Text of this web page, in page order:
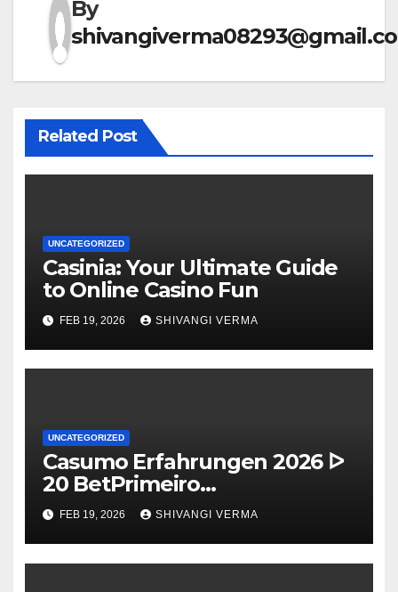
By
Related Post
UNCATEGORIZED
Casinia: Your Ultimate Guide
to Online Casino Fun
FEB 19, 2026 SHIVANGI VERMA
UNCATEGORIZED
Casumo Erfahrungen 2026 ᐅ
20 BetPrimeiro
Willkommensbonus Free
Spins exklusive Einzahlung ᐊ
FEB 19, 2026 SHIVANGI VERMA